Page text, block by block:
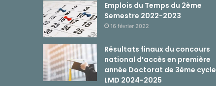
Emplois du Temps du 2ème
Semestre 2022-2023
16 février 2022
Résultats finaux du concours
national d’accès en première
année Doctorat de 3ème cycle
LMD 2024-2025